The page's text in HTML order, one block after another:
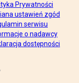
Prywatności
ustawień zgód
serwisu
o nadawcy
dostępności